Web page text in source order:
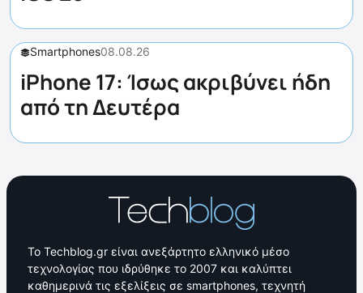
Smartphones08.08.26
iPhone 17: Ίσως ακριβύνει ήδη
από τη Δευτέρα
Το Techblog.gr είναι ανεξάρτητο ελληνικό μέσο
τεχνολογίας που ιδρύθηκε το 2007 και καλύπτει
καθημερινά τις εξελίξεις σε smartphones, τεχνητή